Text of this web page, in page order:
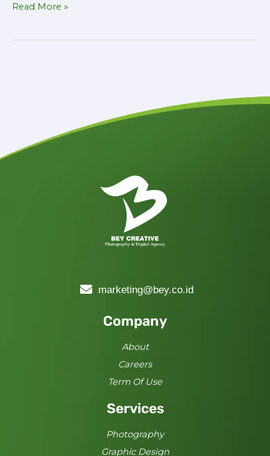
Read More »
marketing@bey.co.id
Company
About
Careers
Term Of Use
Services
Photography
Graphic Design